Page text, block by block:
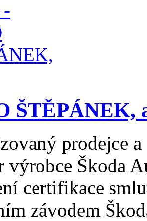
ŠTĚPÁNEK,
prodejce
výrobce Škoda
certifikace
závodem